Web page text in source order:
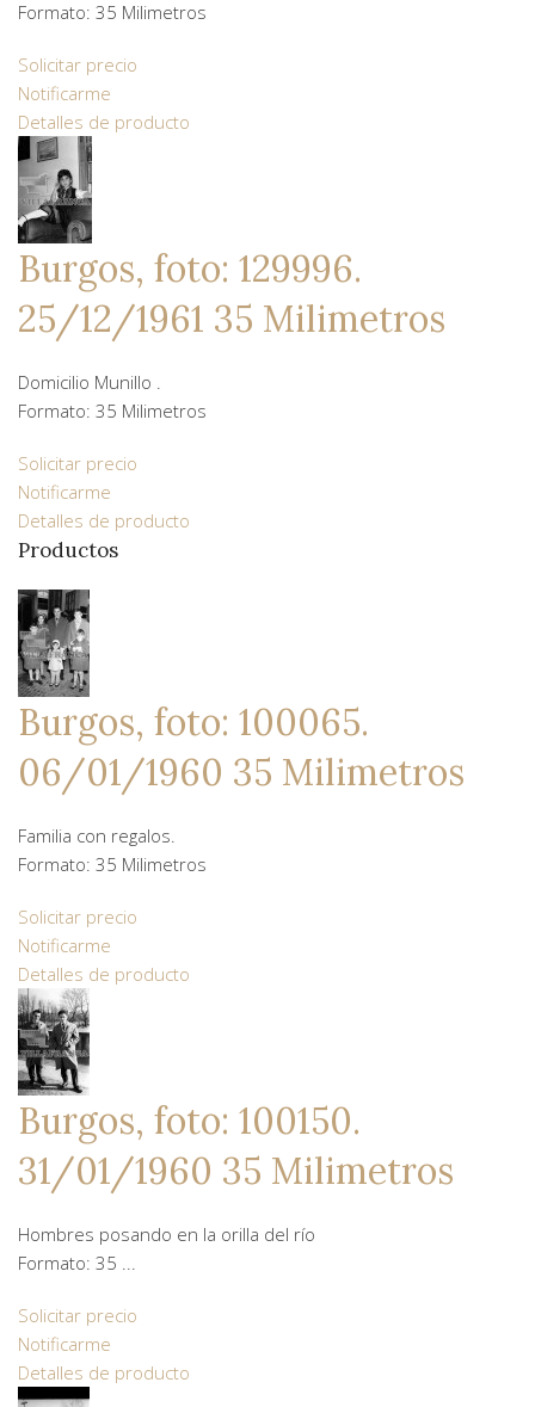
Formato: 35 Milimetros
Solicitar precio
Notificarme
Detalles de producto
Burgos, foto: 129996.
25/12/1961 35 Milimetros
Domicilio Munillo .
Formato: 35 Milimetros
Solicitar precio
Notificarme
Detalles de producto
Productos
Burgos, foto: 100065.
06/01/1960 35 Milimetros
Familia con regalos.
Formato: 35 Milimetros
Solicitar precio
Notificarme
Detalles de producto
Burgos, foto: 100150.
31/01/1960 35 Milimetros
Hombres posando en la orilla del río
Formato: 35 ...
Solicitar precio
Notificarme
Detalles de producto